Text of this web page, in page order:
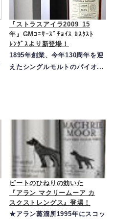
『ストラスアイラ2009_15
年』GMｺﾆｻｰｽﾞﾁｮｲｽ ｶｽｸｽﾄ
ﾚﾝｸﾞｽより新登場！
1895年創業、今年130周年を迎
えたシングルモルトのパイオ...
ピートのひねりの効いた
『アラン マクリームーア カ
スクストレングス』登場！
★アラン蒸溜所1995年にスコッ